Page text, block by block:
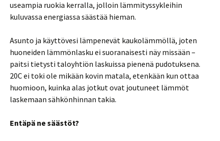
useampia ruokia kerralla, jolloin lämmityssykleihin
kuluvassa energiassa säästää hieman.
Asunto ja käyttövesi lämpenevät kaukolämmöllä, joten
huoneiden lämmönlasku ei suoranaisesti näy missään –
paitsi tietysti taloyhtiön laskuissa pienenä pudotuksena.
20C ei toki ole mikään kovin matala, etenkään kun ottaa
huomioon, kuinka alas jotkut ovat joutuneet lämmöt
laskemaan sähkönhinnan takia.
Entäpä ne säästöt?